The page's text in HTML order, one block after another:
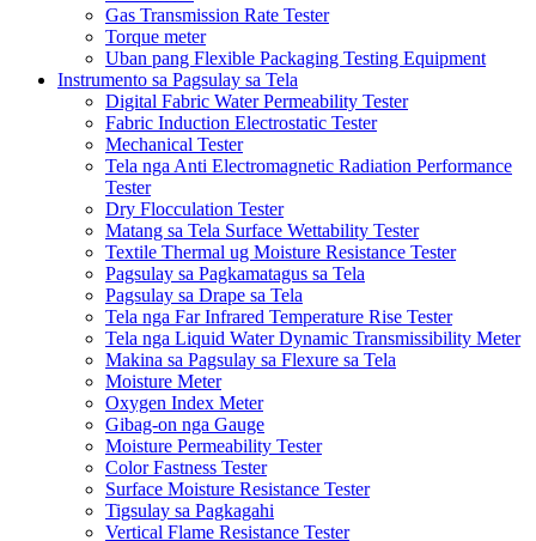
Gas Transmission Rate Tester
Torque meter
Uban pang Flexible Packaging Testing Equipment
Instrumento sa Pagsulay sa Tela
Digital Fabric Water Permeability Tester
Fabric Induction Electrostatic Tester
Mechanical Tester
Tela nga Anti Electromagnetic Radiation Performance
Tester
Dry Flocculation Tester
Matang sa Tela Surface Wettability Tester
Textile Thermal ug Moisture Resistance Tester
Pagsulay sa Pagkamatagus sa Tela
Pagsulay sa Drape sa Tela
Tela nga Far Infrared Temperature Rise Tester
Tela nga Liquid Water Dynamic Transmissibility Meter
Makina sa Pagsulay sa Flexure sa Tela
Moisture Meter
Oxygen Index Meter
Gibag-on nga Gauge
Moisture Permeability Tester
Color Fastness Tester
Surface Moisture Resistance Tester
Tigsulay sa Pagkagahi
Vertical Flame Resistance Tester